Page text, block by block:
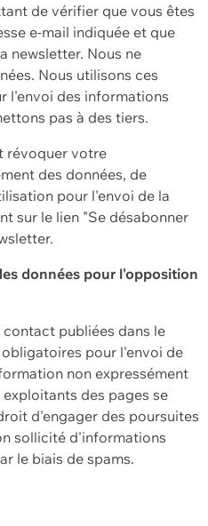
de vérifier que vous êtes
e-mail indiquée et que
newsletter. Nous ne
Nous utilisons ces
l'envoi des informations
pas à des tiers.
révoquer votre
des données, de
pour l'envoi de la
sur le lien "Se désabonner
données pour l'opposition
publiées dans le
pour l'envoi de
non expressément
des pages se
d'engager des poursuites
sollicité d'informations
le biais de spams.